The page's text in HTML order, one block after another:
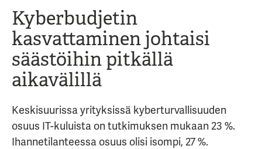
Kyberbudjetin
kasvattaminen johtaisi
säästöihin pitkällä
aikavälillä
Keskisuurissa yrityksissä kyberturvallisuuden
osuus IT-kuluista on tutkimuksen mukaan 23 %.
Ihannetilanteessa osuus olisi isompi, 27 %.